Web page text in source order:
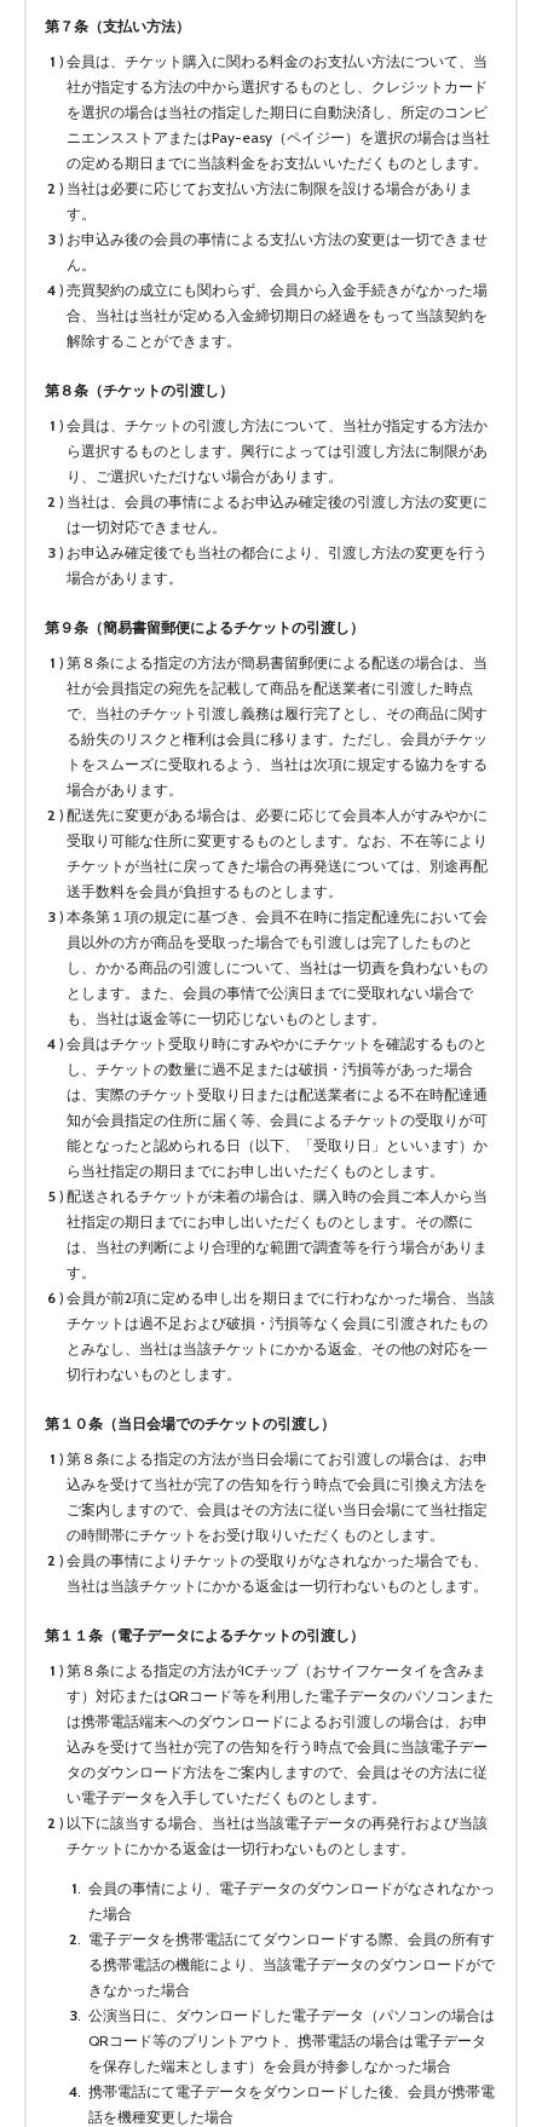
第７条（支払い方法）
会員は、チケット購入に関わる料金のお支払い方法について、当
社が指定する方法の中から選択するものとし、クレジットカード
を選択の場合は当社の指定した期日に自動決済し、所定のコンビ
ニエンスストアまたはPay-easy（ペイジー）を選択の場合は当社
の定める期日までに当該料金をお支払いいただくものとします。
当社は必要に応じてお支払い方法に制限を設ける場合がありま
す。
お申込み後の会員の事情による支払い方法の変更は一切できませ
ん。
売買契約の成立にも関わらず、会員から入金手続きがなかった場
合、当社は当社が定める入金締切期日の経過をもって当該契約を
解除することができます。
第８条（チケットの引渡し）
会員は、チケットの引渡し方法について、当社が指定する方法か
ら選択するものとします。興行によっては引渡し方法に制限があ
り、ご選択いただけない場合があります。
当社は、会員の事情によるお申込み確定後の引渡し方法の変更に
は一切対応できません。
お申込み確定後でも当社の都合により、引渡し方法の変更を行う
場合があります。
第９条（簡易書留郵便によるチケットの引渡し）
第８条による指定の方法が簡易書留郵便による配送の場合は、当
社が会員指定の宛先を記載して商品を配送業者に引渡した時点
で、当社のチケット引渡し義務は履行完了とし、その商品に関す
る紛失のリスクと権利は会員に移ります。ただし、会員がチケッ
トをスムーズに受取れるよう、当社は次項に規定する協力をする
場合があります。
配送先に変更がある場合は、必要に応じて会員本人がすみやかに
受取り可能な住所に変更するものとします。なお、不在等により
チケットが当社に戻ってきた場合の再発送については、別途再配
送手数料を会員が負担するものとします。
本条第１項の規定に基づき、会員不在時に指定配達先において会
員以外の方が商品を受取った場合でも引渡しは完了したものと
し、かかる商品の引渡しについて、当社は一切責を負わないもの
とします。また、会員の事情で公演日までに受取れない場合で
も、当社は返金等に一切応じないものとします。
会員はチケット受取り時にすみやかにチケットを確認するものと
し、チケットの数量に過不足または破損・汚損等があった場合
は、実際のチケット受取り日または配送業者による不在時配達通
知が会員指定の住所に届く等、会員によるチケットの受取りが可
能となったと認められる日（以下、「受取り日」といいます）か
ら当社指定の期日までにお申し出いただくものとします。
配送されるチケットが未着の場合は、購入時の会員ご本人から当
社指定の期日までにお申し出いただくものとします。その際に
は、当社の判断により合理的な範囲で調査等を行う場合がありま
す。
会員が前2項に定める申し出を期日までに行わなかった場合、当該
チケットは過不足および破損・汚損等なく会員に引渡されたもの
とみなし、当社は当該チケットにかかる返金、その他の対応を一
切行わないものとします。
第１０条（当日会場でのチケットの引渡し）
第８条による指定の方法が当日会場にてお引渡しの場合は、お申
込みを受けて当社が完了の告知を行う時点で会員に引換え方法を
ご案内しますので、会員はその方法に従い当日会場にて当社指定
の時間帯にチケットをお受け取りいただくものとします。
会員の事情によりチケットの受取りがなされなかった場合でも、
当社は当該チケットにかかる返金は一切行わないものとします。
第１１条（電子データによるチケットの引渡し）
第８条による指定の方法がICチップ（おサイフケータイを含みま
す）対応またはQRコード等を利用した電子データのパソコンまた
は携帯電話端末へのダウンロードによるお引渡しの場合は、お申
込みを受けて当社が完了の告知を行う時点で会員に当該電子デー
タのダウンロード方法をご案内しますので、会員はその方法に従
い電子データを入手していただくものとします。
以下に該当する場合、当社は当該電子データの再発行および当該
チケットにかかる返金は一切行わないものとします。
会員の事情により、電子データのダウンロードがなされなかっ
た場合
電子データを携帯電話にてダウンロードする際、会員の所有す
る携帯電話の機能により、当該電子データのダウンロードがで
きなかった場合
公演当日に、ダウンロードした電子データ（パソコンの場合は
QRコード等のプリントアウト、携帯電話の場合は電子データ
を保存した端末とします）を会員が持参しなかった場合
携帯電話にて電子データをダウンロードした後、会員が携帯電
話を機種変更した場合